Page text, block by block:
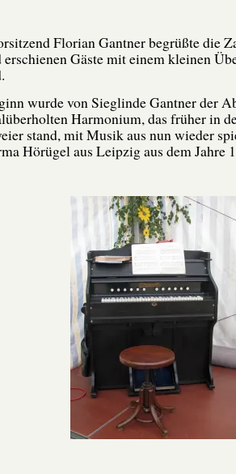
Florian Gantner begrüßte die
erschienen Gäste mit einem kleinen
wurde von Sieglinde Gantner der
Harmonium, das früher in
stand, mit Musik aus nun wieder
Hörügel aus Leipzig aus dem Jahre